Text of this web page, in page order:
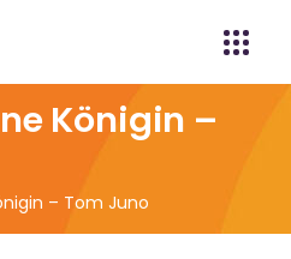
Königin –
– Tom Juno